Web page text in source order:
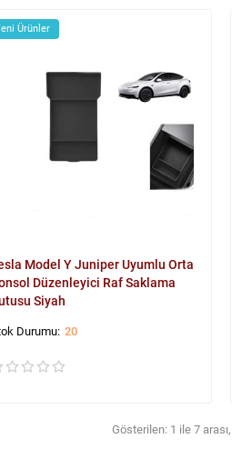
Ürünler
Model Y Juniper Uyumlu Orta
Düzenleyici Raf Saklama
Siyah
20
Gösterilen: 1 ile 7